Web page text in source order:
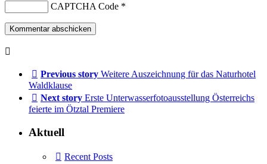
CAPTCHA Code *
Previous story Weitere Auszeichnung für das Naturhotel
Waldklause
Next story Erste Unterwasserfotoausstellung Österreichs
feierte im Ötztal Premiere
Aktuell
Recent Posts